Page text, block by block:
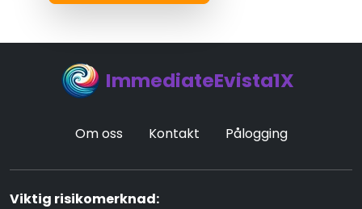
ImmediateEvista1X
Om oss Kontakt Pålogging
Viktig risikomerknad: